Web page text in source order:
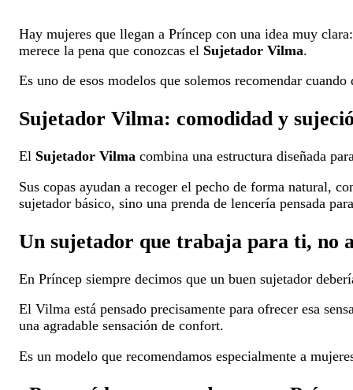
Hay mujeres que llegan a Príncep con una idea muy
merece la pena que conozcas el Sujetador Vilma.
Es uno de esos modelos que solemos recomendar
Sujetador Vilma: comodidad y
El Sujetador Vilma combina una estructura diseñada
Sus copas ayudan a recoger el pecho de forma natural,
sujetador básico, sino una prenda de lencería pensada
Un sujetador que trabaja para ti, no
En Príncep siempre decimos que un buen sujetador
El Vilma está pensado precisamente para ofrecer esa
una agradable sensación de confort.
Es un modelo que recomendamos especialmente a